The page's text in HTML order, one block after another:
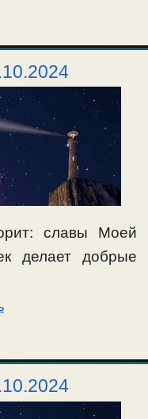
славы Моей
делает добрые